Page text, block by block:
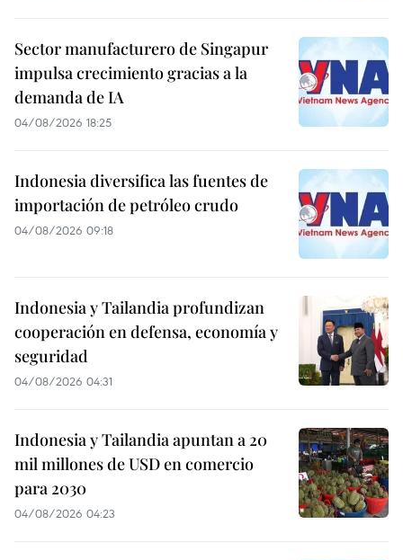
Sector manufacturero de Singapur
impulsa crecimiento gracias a la
demanda de IA
04/08/2026 18:25
Indonesia diversifica las fuentes de
importación de petróleo crudo
04/08/2026 09:18
Indonesia y Tailandia profundizan
cooperación en defensa, economía y
seguridad
04/08/2026 04:31
Indonesia y Tailandia apuntan a 20
mil millones de USD en comercio
para 2030
04/08/2026 04:23